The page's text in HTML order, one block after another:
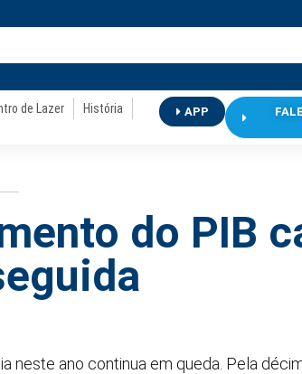
de Lazer
História
APP
do PIB
neste ano continua em queda. Pela